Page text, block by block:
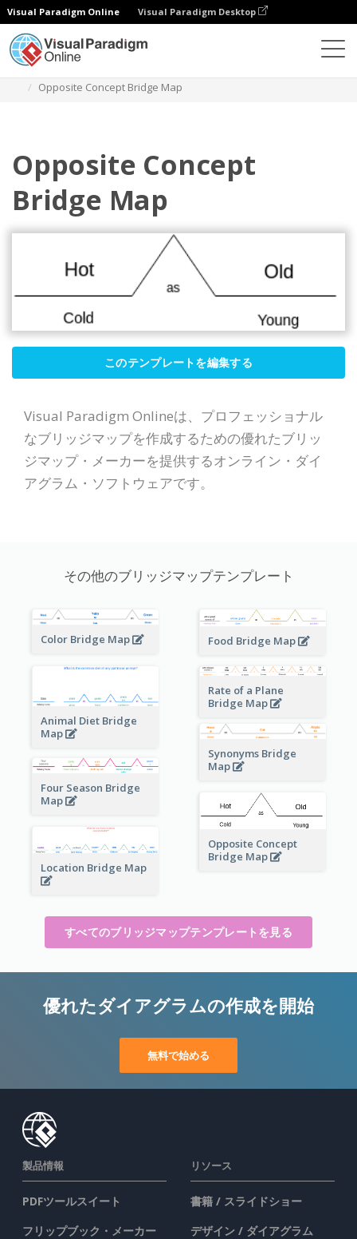
Visual Paradigm Online Visual Paradigm Desktop
Opposite Concept Bridge Map
Opposite Concept
Bridge Map
このテンプレートを編集する
Visual Paradigm Onlineは、プロフェッショナル
なブリッジマップを作成するための優れたブリッ
ジマップ・メーカーを提供するオンライン・ダイ
アグラム・ソフトウェアです。
その他のブリッジマップテンプレート
Color Bridge Map Food Bridge Map
Animal Diet Bridge
Map
Rate of a Plane
Bridge Map
Synonyms Bridge
Map
Four Season Bridge
Map
Opposite Concept
Bridge Map
Location Bridge Map
すべてのブリッジマップテンプレートを見る
優れたダイアグラムの作成を開始
無料で始める
製品情報
PDFツールスイート
フリップブック・メーカー
リソース
書籍 / スライドショー
デザイン / ダイアグラム